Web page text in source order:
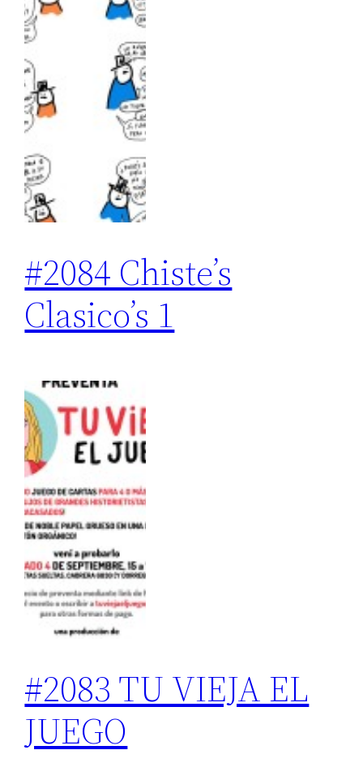
#2084 Chiste’s
Clasico’s 1
#2083 TU VIEJA EL
JUEGO